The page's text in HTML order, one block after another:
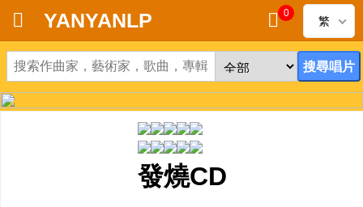
首頁
新到黑膠唱片
YANYANLP 0
繁
發燒CD